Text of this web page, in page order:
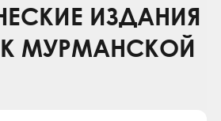
ИЗДАНИЯ
МУРМАНСКОЙ